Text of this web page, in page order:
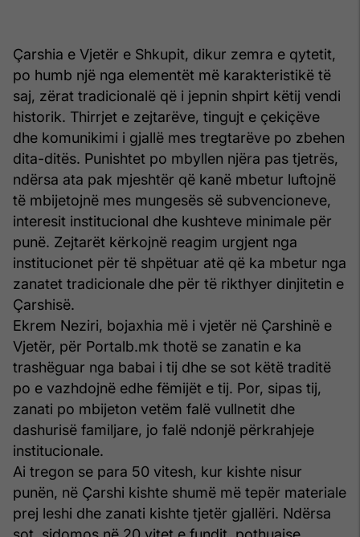
Çarshia e Vjetër e Shkupit, dikur zemra e qytetit,
po humb një nga elementët më karakteristikë të
saj, zërat tradicionalë që i jepnin shpirt këtij vendi
historik. Thirrjet e zejtarëve, tingujt e çekiçëve
dhe komunikimi i gjallë mes tregtarëve po zbehen
dita-ditës. Punishtet po mbyllen njëra pas tjetrës,
ndërsa ata pak mjeshtër që kanë mbetur luftojnë
të mbijetojnë mes mungesës së subvencioneve,
interesit institucional dhe kushteve minimale për
punë. Zejtarët kërkojnë reagim urgjent nga
institucionet për të shpëtuar atë që ka mbetur nga
zanatet tradicionale dhe për të rikthyer dinjitetin e
Çarshisë.
Ekrem Neziri, bojaxhia më i vjetër në Çarshinë e
Vjetër, për Portalb.mk thotë se zanatin e ka
trashëguar nga babai i tij dhe se sot këtë traditë
po e vazhdojnë edhe fëmijët e tij. Por, sipas tij,
zanati po mbijeton vetëm falë vullnetit dhe
dashurisë familjare, jo falë ndonjë përkrahjeje
institucionale.
Ai tregon se para 50 vitesh, kur kishte nisur
punën, në Çarshi kishte shumë më tepër materiale
prej leshi dhe zanati kishte tjetër gjallëri. Ndërsa